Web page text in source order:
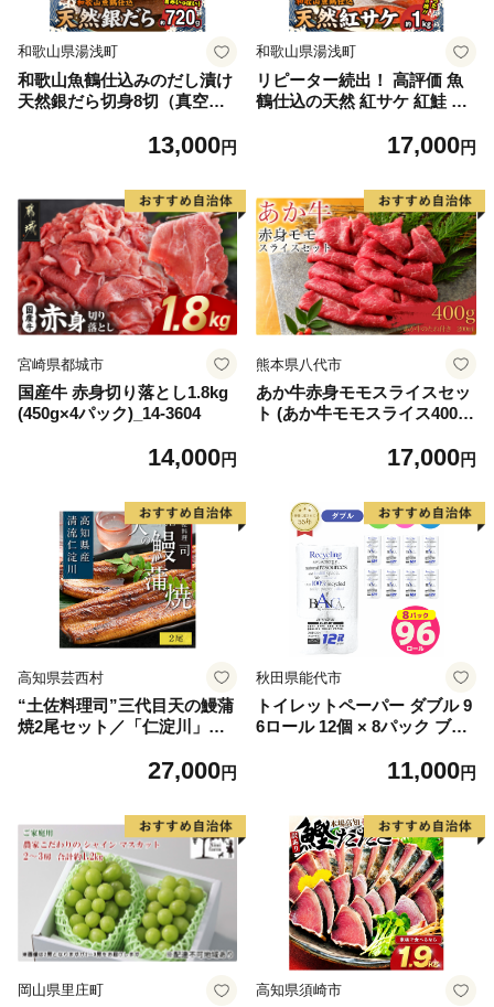
和歌山県湯浅町
和歌山魚鶴仕込みのだし漬け
天然銀だら切身8切（真空パ
製法 良質な脂 ふっくら 柔ら
ぶ だし漬け 煮付け ムニエル
味噌漬け 鍋物 冷凍 湯浅町 送
料無料_G7334
13,000円
和歌山県湯浅町
リピーター続出！ 高評価 魚
鶴仕込の天然 紅サケ 紅鮭 鮭
レビュー高評価 小分け 真空
海鮮 魚介 食品 食べ物 おかず
お弁当 水産加工品 冷凍 グル
メ お取り寄せ 和歌山県 湯浅
町 送料無料_G7317
17,000円
宮崎県都城市
国産牛 赤身切り落とし1.8kg
(450g×4パック)_14-3604
14,000円
熊本県八代市
あか牛赤身モモスライスセッ
ト (あか牛モモスライス400
17,000円
高知県芸西村
“土佐料理司”三代目天の鰻蒲
焼2尾セット／「仁淀川」水
殖 国産・高知県産〈高知市共
27,000円
秋田県能代市
トイレットペーパー ダブル 9
6ロール 12個 × 8パック ブラ
用品 消耗品 無香料 生活用品
11,000円
岡山県里庄町 高知県須崎市